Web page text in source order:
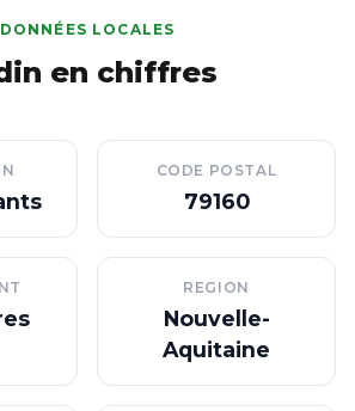
DONNÉES LOCALES
en chiffres
CODE POSTAL
79160
REGION
Nouvelle-
Aquitaine